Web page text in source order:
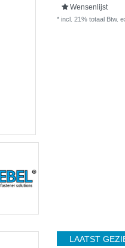
Wensenlijst
* incl. 21% totaal Btw.
LAATST